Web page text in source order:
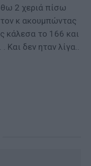
2 χεριά πίσω
κ ακουμπώντας
κάλεσα το 166 και
Και δεν ηταν λίγα..